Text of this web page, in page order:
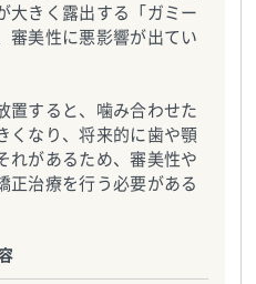
大きく露出する「ガミー
審美性に悪影響が出てい
置すると、噛み合わせた
くなり、将来的に歯や顎
れがあるため、審美性や
正治療を行う必要がある